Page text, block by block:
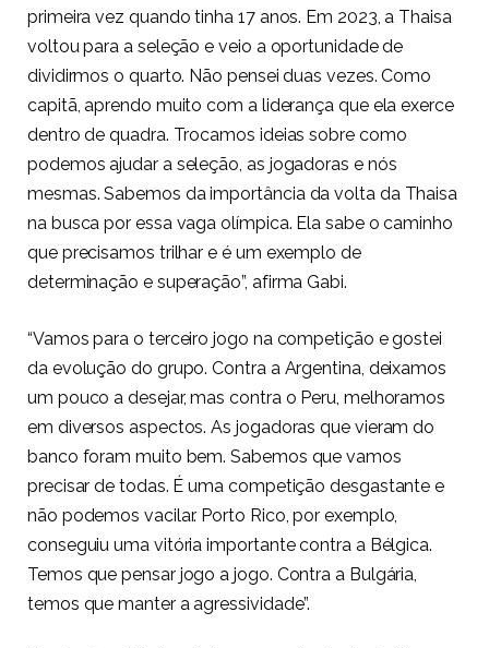
primeira vez quando tinha 17 anos. Em 2023, a Thaisa
voltou para a seleção e veio a oportunidade de
dividirmos o quarto. Não pensei duas vezes. Como
capitã, aprendo muito com a liderança que ela exerce
dentro de quadra. Trocamos ideias sobre como
podemos ajudar a seleção, as jogadoras e nós
mesmas. Sabemos da importância da volta da Thaisa
na busca por essa vaga olímpica. Ela sabe o caminho
que precisamos trilhar e é um exemplo de
determinação e superação”, afirma Gabi.
“Vamos para o terceiro jogo na competição e gostei
da evolução do grupo. Contra a Argentina, deixamos
um pouco a desejar, mas contra o Peru, melhoramos
em diversos aspectos. As jogadoras que vieram do
banco foram muito bem. Sabemos que vamos
precisar de todas. É uma competição desgastante e
não podemos vacilar. Porto Rico, por exemplo,
conseguiu uma vitória importante contra a Bélgica.
Temos que pensar jogo a jogo. Contra a Bulgária,
temos que manter a agressividade”.